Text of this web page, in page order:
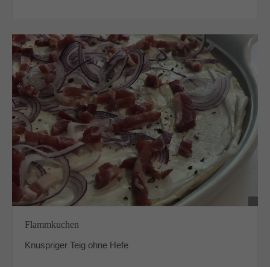
Flammkuchen
Knuspriger Teig ohne Hefe